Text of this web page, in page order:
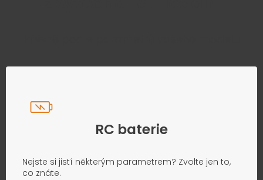
RC baterie
Nejste si jistí některým parametrem? Zvolte jen to,
co znáte.